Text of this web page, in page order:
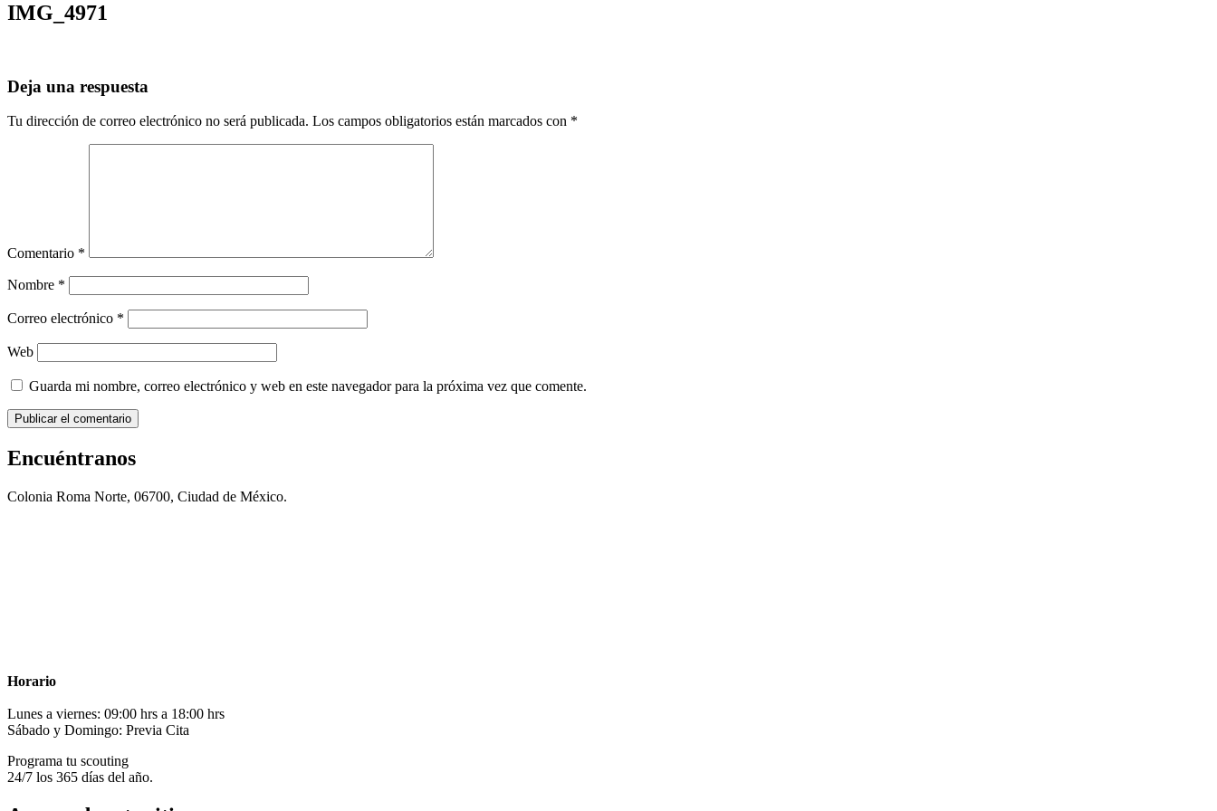
IMG_4971
Deja una respuesta
Tu dirección de correo electrónico no será publicada. Los campos obligatorios están marcados con *
Comentario *
Nombre *
Correo electrónico *
Web
Guarda mi nombre, correo electrónico y web en este navegador para la próxima vez que comente.
Encuéntranos
Colonia Roma Norte, 06700, Ciudad de México.
Horario
Lunes a viernes: 09:00 hrs a 18:00 hrs
Sábado y Domingo: Previa Cita
Programa tu scouting
24/7 los 365 días del año.